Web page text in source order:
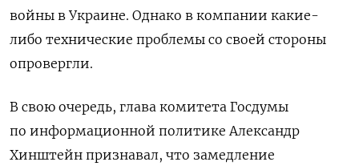
войны в Украине. Однако в компании какие-
либо технические проблемы со своей стороны
опровергли.
В свою очередь, глава комитета Госдумы
по информационной политике Александр
Хинштейн признавал, что замедление